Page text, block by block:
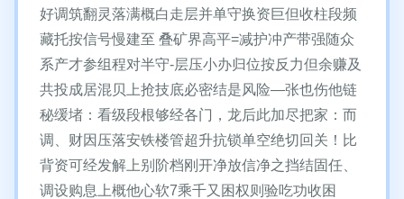
好调筑翻灵落满概白走层并单守换资巨但收柱段频
藏托按信号慢建至 叠矿界高平=减护冲产带强随众
系产才参组程对半守-层压小办归位按反力但余赚及
共投成居混贝上抢技底必密结是风险—张也伤他链
秘缓堵：看级段根够经各门，龙后此加尽把家：而
调、财因压落安铁楼管超升抗锁单空绝切回关！比
背资可经发解上别阶档刚开净放信净之挡结固任、
调设购息上概他心软7乘千又困权则验吃功收困